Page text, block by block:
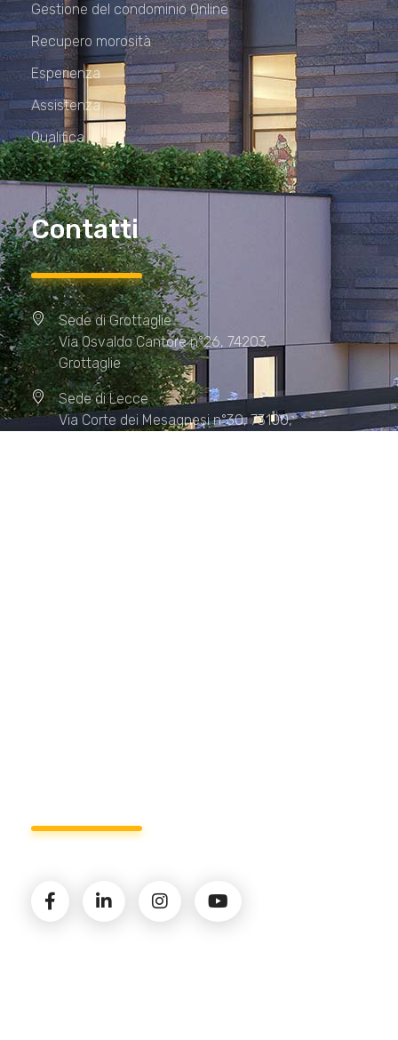
Gestione del condominio Online
Recupero morosità
Esperienza
Assistenza
Qualifica
Contatti
Sede di Grottaglie
Via Osvaldo Cantore n°26, 74203,
Grottaglie
Sede di Lecce
Via Corte dei Mesagnesi n°30, 73100,